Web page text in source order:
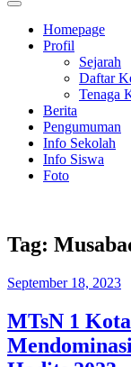
Homepage
Profil
Sejarah
Daftar
Tenaga
Berita
Pengumuman
Info Sekolah
Info Siswa
Foto
Tag:
September 18, 2023
MTsN 1